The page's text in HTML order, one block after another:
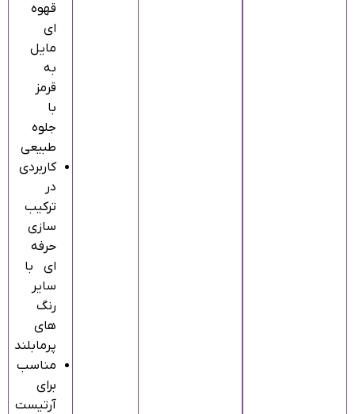
قهوه‌
ای
مایل
به
قرمز
با
جلوه
طبیعی
کاربردی
در
ترکیب‌
سازی
حرفه‌
ای با
سایر
رنگ‌
های
پرمابلند
مناسب
برای
آرتیست‌